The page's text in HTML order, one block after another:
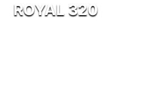
ROYAL 320